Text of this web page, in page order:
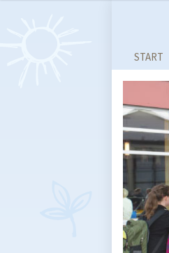
START